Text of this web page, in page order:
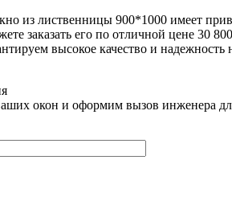
из лиственницы 900*1000 имеет
заказать его по отличной цене 30
высокое качество и
окон и оформим вызов инженера